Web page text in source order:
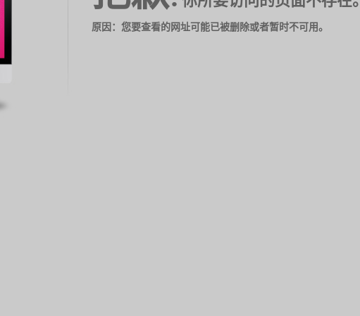
原因：您要查看的网址可能已被删除或者暂时不可用。